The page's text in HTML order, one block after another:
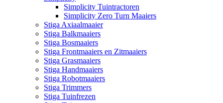
Simplicity Tuintractoren
Simplicity Zero Turn Maaiers
Stiga Axiaalmaaier
Stiga Balkmaaiers
Stiga Bosmaaiers
Stiga Frontmaaiers en Zitmaaiers
Stiga Grasmaaiers
Stiga Handmaaiers
Stiga Robotmaaiers
Stiga Trimmers
Stiga Tuinfrezen